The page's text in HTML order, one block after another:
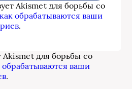
Akismet для борьбы со
обрабатываются ваши
.
Akismet для борьбы со
обрабатываются ваши
.